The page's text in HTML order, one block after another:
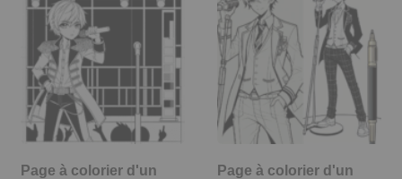
Page à colorier d'un
Page à colorier d'un